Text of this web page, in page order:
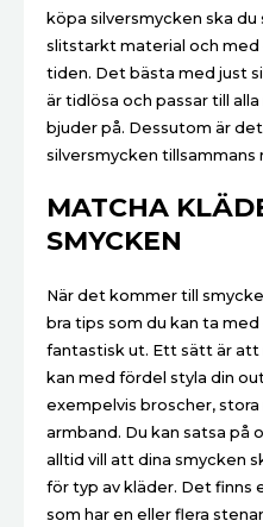
köpa silversmycken ska
slitstarkt material och med
tiden. Det bästa med just
är tidlösa och passar till
bjuder på. Dessutom är
silversmycken
MATCHA
SMYCKEN
När det kommer till
bra tips som du kan ta
fantastisk ut. Ett sätt är
kan med fördel styla din
exempelvis broscher,
armband. Du kan satsa på
alltid vill att dina smycken
för typ av kläder. Det finns
som har en eller flera